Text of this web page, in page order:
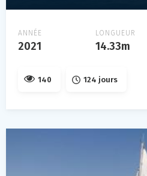
ANNÉE
2021
LONGUEUR
14.33m
140 124 jours